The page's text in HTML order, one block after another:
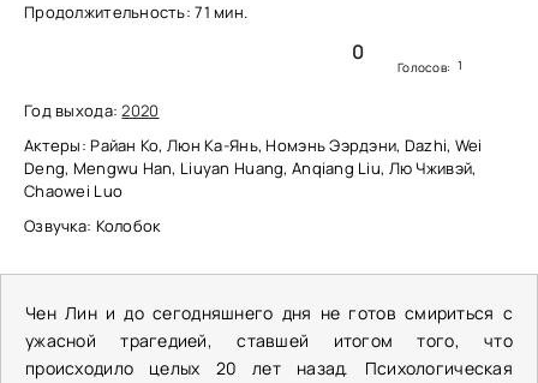
Продолжительность: 71 мин.
0
Голосов: 1
Год выхода:2020
Актеры: Райан Ко, Люн Ка-Янь, Номэнь Ээрдэни, Dazhi, Wei
Deng, Mengwu Han, Liuyan Huang, Anqiang Liu, Лю Чживэй,
Chaowei Luo
Озвучка: Колобок
Чен Лин и до сегодняшнего дня не готов смириться с
ужасной трагедией, ставшей итогом того, что
происходило целых 20 лет назад. Психологическая